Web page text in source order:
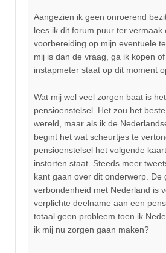
Aangezien ik geen onroerend
lees ik dit forum puur ter vermaak
voorbereiding op mijn eventuele
mij is dan de vraag, ga ik kopen
instapmeter staat op dit moment
Wat mij wel veel zorgen baat is
pensioenstelsel. Het zou het
wereld, maar als ik de
begint het wat scheurtjes te
pensioenstelsel het volgende
instorten staat. Steeds meer
kant gaan over dit onderwerp. De
verbondenheid met Nederland is
verplichte deelname aan een
totaal geen probleem toen ik
ik mij nu zorgen gaan maken?